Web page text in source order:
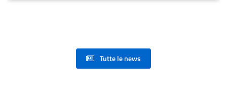
Tutte le news